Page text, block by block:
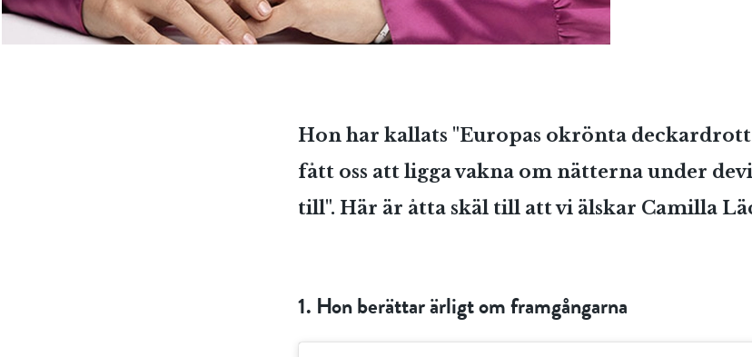
Hon har kallats "Europas okrönta
fått oss att ligga vakna om nätterna under
till". Här är åtta skäl till att vi älskar Camilla
1. Hon berättar ärligt om framgångarna